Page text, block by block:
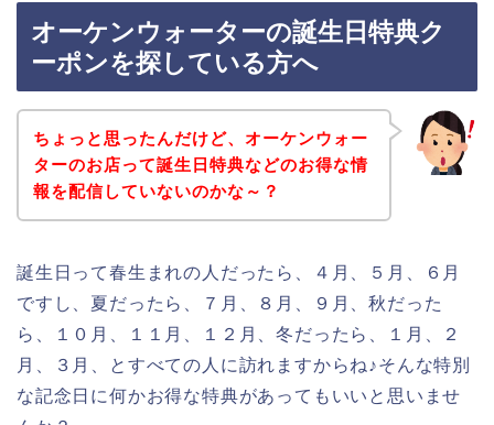
オーケンウォーターの誕生日特典ク
ーポンを探している方へ
ちょっと思ったんだけど、オーケンウォー
ターのお店って誕生日特典などのお得な情
報を配信していないのかな～？
誕生日って春生まれの人だったら、４月、５月、６月
ですし、夏だったら、７月、８月、９月、秋だった
ら、１０月、１１月、１２月、冬だったら、１月、２
月、３月、とすべての人に訪れますからね♪そんな特別
な記念日に何かお得な特典があってもいいと思いませ